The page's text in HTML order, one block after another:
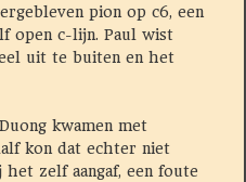
pion op c6, een
open c-lijn. Paul wist
uit te buiten en het
kwamen met
kon dat echter niet
zelf aangaf, een foute